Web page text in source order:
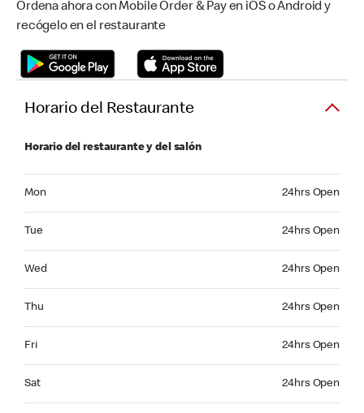
Ordena ahora con Mobile Order & Pay en iOS o Android y
recógelo en el restaurante
Horario del Restaurante
Horario del restaurante y del salón
Mon 24hrs Open
Tue 24hrs Open
Wed 24hrs Open
Thu 24hrs Open
Fri 24hrs Open
Sat 24hrs Open